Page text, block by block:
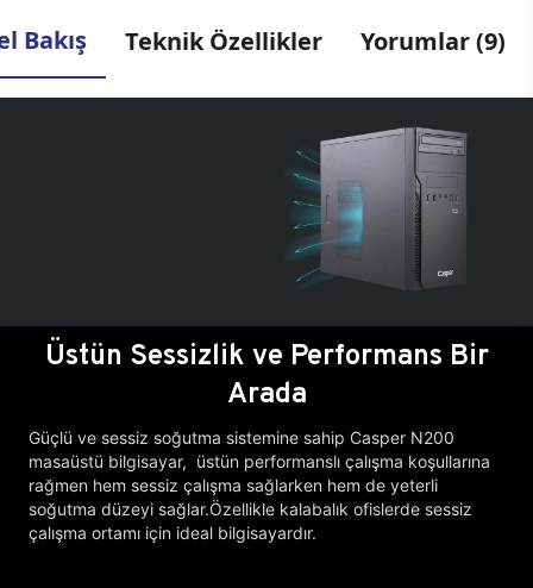
Bakış Teknik Özellikler Yorumlar (9)
Üstün Sessizlik ve Performans Bir
Arada
Güçlü ve sessiz soğutma sistemine sahip Casper N200
masaüstü bilgisayar, üstün performanslı çalışma koşullarına
rağmen hem sessiz çalışma sağlarken hem de yeterli
soğutma düzeyi sağlar.Özellikle kalabalık ofislerde sessiz
çalışma ortamı için ideal bilgisayardır.